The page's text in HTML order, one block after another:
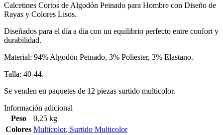
Calcetines Cortos de Algodón Peinado para Hombre con Diseño de
Rayas y Colores Lisos.
Diseñados para el día a dia con un equilibrio perfecto entre confort y
durabilidad.
Material: 94% Algodón Peinado, 3% Poliester, 3% Elastano.
Talla: 40-44.
Se venden en paquetes de 12 piezas surtido multicolor.
Información adicional
Peso
0,25 kg
Colores Multicolor, Surtido Multicolor